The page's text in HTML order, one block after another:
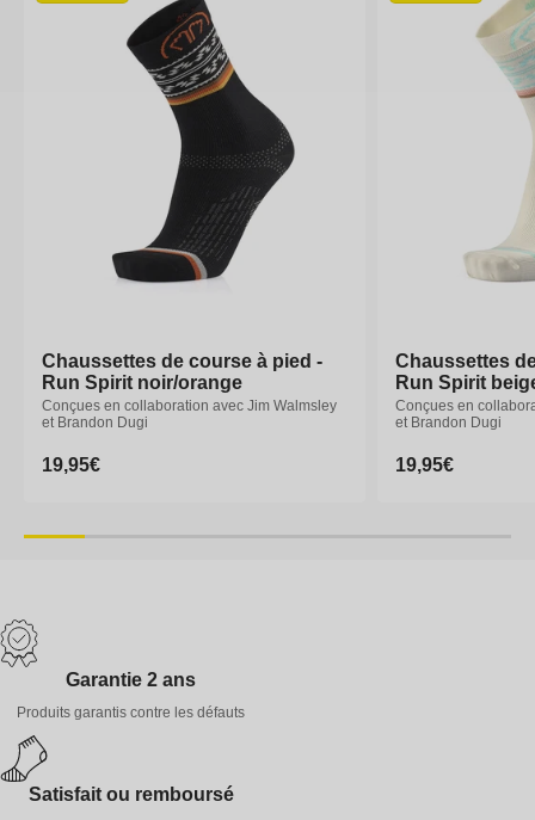
Chaussettes de course à pied -
Run Spirit noir/orange
Conçues en collaboration avec Jim Walmsley
et Brandon Dugi
Prix
19,95€
Chaussettes de course à pied -
Run Spirit noir/orange
Conçues en collaboration avec Jim Walmsley
et Brandon Dugi
Prix
19,95€
Chaussettes
Run Spirit
Conçues en
et Brandon Dugi
Prix
19,95€
Chaussettes
Run Spirit
Conçues en
et Brandon Dugi
Prix
19,95€
Garantie 2 ans
Produits garantis contre les défauts
Satisfait ou remboursé